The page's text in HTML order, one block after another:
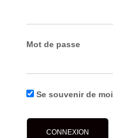
Mot de passe
Se souvenir de moi